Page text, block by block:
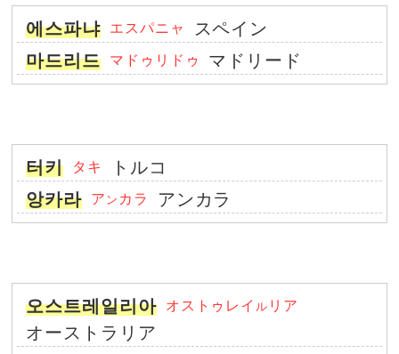
에스파냐 エスパニャ
スペイン
마드리드
マドゥリドゥ マドリード
터키 タキ
トルコ
앙카라
ア ン カラ アンカラ
오스트레일리아 オストゥレイ ル リア
オーストラリア